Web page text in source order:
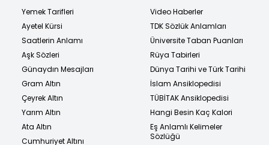
Yemek Tarifleri
Ayetel Kürsi
Saatlerin Anlamı
Aşk Sözleri
Günaydın Mesajları
Gram Altın
Çeyrek Altın
Yarım Altın
Ata Altın
Cumhuriyet Altını
Video Haberler
TDK Sözlük Anlamları
Üniversite Taban Puanları
Rüya Tabirleri
Dünya Tarihi ve Türk Tarihi
İslam Ansiklopedisi
TÜBİTAK Ansiklopedisi
Hangi Besin Kaç Kalori
Eş Anlamlı Kelimeler
Sözlüğü